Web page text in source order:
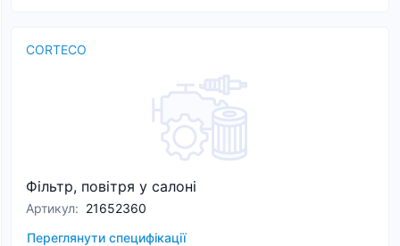
CORTECO
Фільтр, повітря у салоні
Артикул: 21652360
Переглянути специфікації